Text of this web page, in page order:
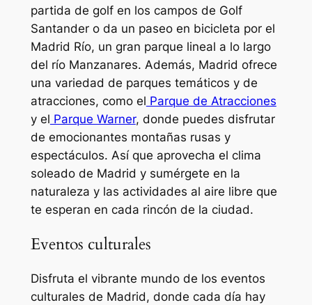
partida de golf en los campos de Golf
Santander o da un paseo en bicicleta por el
Madrid Río, un gran parque lineal a lo largo
del río Manzanares. Además, Madrid ofrece
una variedad de parques temáticos y de
atracciones, como el Parque de Atracciones
y el Parque Warner, donde puedes disfrutar
de emocionantes montañas rusas y
espectáculos. Así que aprovecha el clima
soleado de Madrid y sumérgete en la
naturaleza y las actividades al aire libre que
te esperan en cada rincón de la ciudad.
Eventos culturales
Disfruta el vibrante mundo de los eventos
culturales de Madrid, donde cada día hay